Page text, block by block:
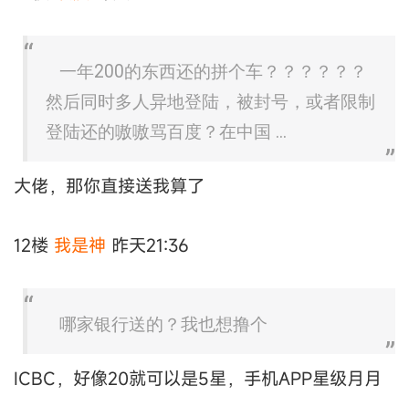
一年200的东西还的拼个车？？？？？？
然后同时多人异地登陆，被封号，或者限制
登陆还的嗷嗷骂百度？在中国 ...
大佬，那你直接送我算了
12楼 我是神 昨天21:36
哪家银行送的？我也想撸个
ICBC，好像20就可以是5星，手机APP星级月月